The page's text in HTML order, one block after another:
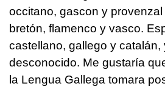
occitano, gascon y
bretón, flamenco y vasco.
castellano, gallego y catalán,
desconocido. Me gustaría
la Lengua Gallega tomara